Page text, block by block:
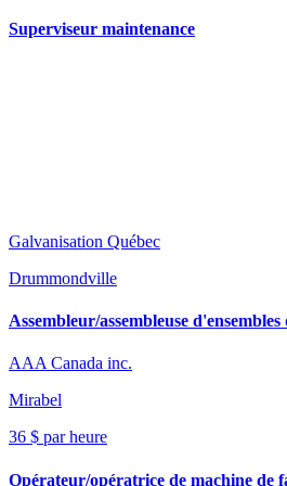
Superviseur maintenance
Galvanisation Québec
Drummondville
Assembleur/assembleuse
AAA Canada inc.
Mirabel
36 $ par heure
Opérateur/opératrice de machine de